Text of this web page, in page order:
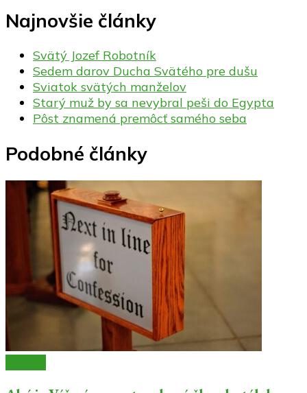
Najnovšie články
Svätý Jozef Robotník
Sedem darov Ducha Svätého pre dušu
Sviatok svätých manželov
Starý muž by sa nevybral peši do Egypta
Pôst znamená premôcť samého seba
Podobné články